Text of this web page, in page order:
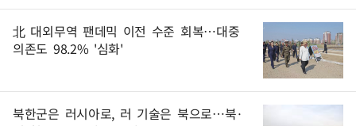
北 대외무역 팬데믹 이전 수준 회복…대중
의존도 98.2% '심화'
북한군은 러시아로, 러 기술은 북으로…북·